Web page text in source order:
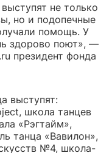
не только
но и подопечные
помощь. У
здорово поют», —
президент фонда
выступят:
школа танцев
«Рэгтайм»,
танца «Вавилон»,
№4, школа-